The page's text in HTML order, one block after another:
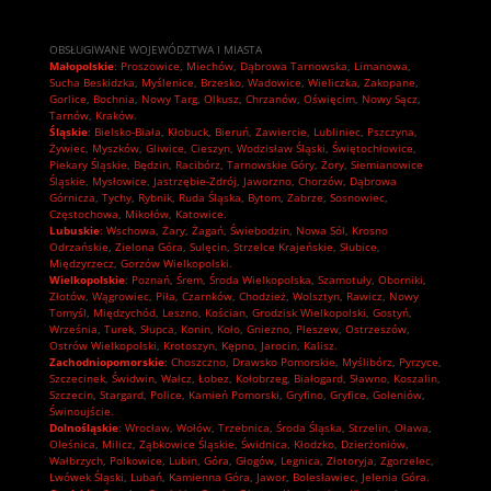
OBSŁUGIWANE WOJEWÓDZTWA I MIASTA
Małopolskie: Proszowice, Miechów, Dąbrowa Tarnowska, Limanowa,
Sucha Beskidzka, Myślenice, Brzesko, Wadowice, Wieliczka, Zakopane,
Gorlice, Bochnia, Nowy Targ, Olkusz, Chrzanów, Oświęcim, Nowy Sącz,
Tarnów, Kraków.
Śląskie: Bielsko-Biała, Kłobuck, Bieruń, Zawiercie, Lubliniec, Pszczyna,
Żywiec, Myszków, Gliwice, Cieszyn, Wodzisław Śląski, Świętochłowice,
Piekary Śląskie, Będzin, Racibórz, Tarnowskie Góry, Żory, Siemianowice
Śląskie, Mysłowice, Jastrzębie-Zdrój, Jaworzno, Chorzów, Dąbrowa
Górnicza, Tychy, Rybnik, Ruda Śląska, Bytom, Zabrze, Sosnowiec,
Częstochowa, Mikołów, Katowice.
Lubuskie: Wschowa, Żary, Żagań, Świebodzin, Nowa Sól, Krosno
Odrzańskie, Zielona Góra, Sulęcin, Strzelce Krajeńskie, Słubice,
Międzyrzecz, Gorzów Wielkopolski.
Wielkopolskie: Poznań, Śrem, Środa Wielkopolska, Szamotuły, Oborniki,
Złotów, Wągrowiec, Piła, Czarnków, Chodzież, Wolsztyn, Rawicz, Nowy
Tomyśl, Międzychód, Leszno, Kościan, Grodzisk Wielkopolski, Gostyń,
Września, Turek, Słupca, Konin, Koło, Gniezno, Pleszew, Ostrzeszów,
Ostrów Wielkopolski, Krotoszyn, Kępno, Jarocin, Kalisz.
Zachodniopomorskie: Choszczno, Drawsko Pomorskie, Myślibórz, Pyrzyce,
Szczecinek, Świdwin, Wałcz, Łobez, Kołobrzeg, Białogard, Sławno, Koszalin,
Szczecin, Stargard, Police, Kamień Pomorski, Gryfino, Gryfice, Goleniów,
Świnoujście.
Dolnośląskie: Wrocław, Wołów, Trzebnica, Środa Śląska, Strzelin, Oława,
Oleśnica, Milicz, Ząbkowice Śląskie, Świdnica, Kłodzko, Dzierżoniów,
Wałbrzych, Polkowice, Lubin, Góra, Głogów, Legnica, Złotoryja, Zgorzelec,
Lwówek Śląski, Lubań, Kamienna Góra, Jawor, Bolesławiec, Jelenia Góra.